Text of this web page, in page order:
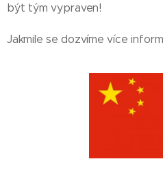
být tým vypraven!
Jakmile se dozvíme více